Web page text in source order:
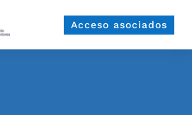
Acceso asociados